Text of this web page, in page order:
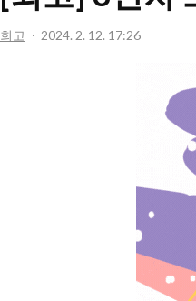
회고 2024. 2. 12. 17:26